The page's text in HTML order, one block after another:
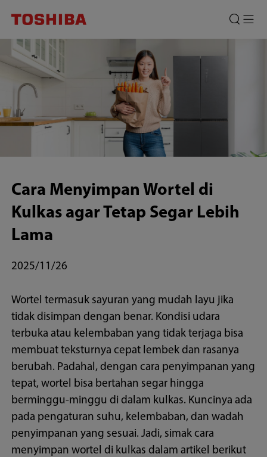
Cara
Menyimpan
Wortel
Kulkas
agar
Lebih
Lama
Cara Menyimpan Wortel di
Kulkas agar Tetap Segar Lebih
Lama
2025/11/26
Wortel termasuk sayuran yang mudah layu jika
tidak disimpan dengan benar. Kondisi udara
terbuka atau kelembaban yang tidak terjaga bisa
membuat teksturnya cepat lembek dan rasanya
berubah. Padahal, dengan cara penyimpanan yang
tepat, wortel bisa bertahan segar hingga
berminggu-minggu di dalam kulkas. Kuncinya ada
pada pengaturan suhu, kelembaban, dan wadah
penyimpanan yang sesuai. Jadi, simak cara
menyimpan wortel di kulkas dalam artikel berikut